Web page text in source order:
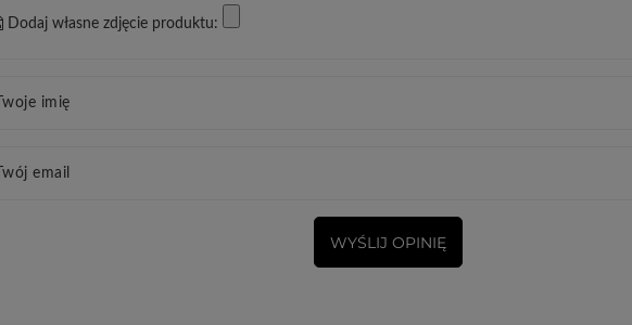
Dodaj własne zdjęcie produktu:
Twoje imię
Twój email
WYŚLIJ OPINIĘ